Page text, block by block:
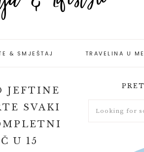
& SMJEŠTAJ TRAVELINA U
JEFTINE
SVAKI
U 15